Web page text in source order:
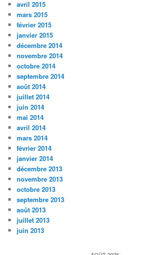
avril 2015
mars 2015
février 2015
janvier 2015
décembre 2014
novembre 2014
octobre 2014
septembre 2014
août 2014
juillet 2014
juin 2014
mai 2014
avril 2014
mars 2014
février 2014
janvier 2014
décembre 2013
novembre 2013
octobre 2013
septembre 2013
août 2013
juillet 2013
juin 2013